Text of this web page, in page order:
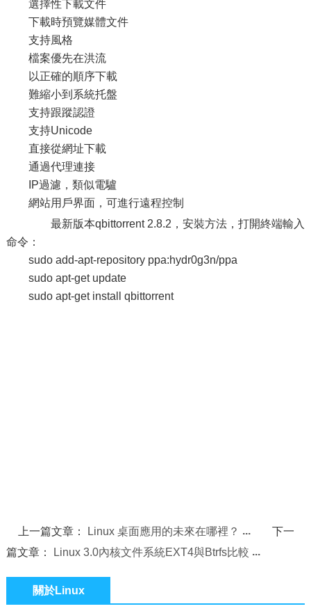
選擇性下載文件
下載時預覽媒體文件
支持風格
檔案優先在洪流
以正確的順序下載
難縮小到系統托盤
支持跟蹤認證
支持Unicode
直接從網址下載
通過代理連接
IP過濾，類似電驢
網站用戶界面，可進行遠程控制
最新版本qbittorrent 2.8.2，安裝方法，打開終端輸入
命令：
sudo add-apt-repository ppa:hydr0g3n/ppa
sudo apt-get update
sudo apt-get install qbittorrent
上一篇文章： Linux 桌面應用的未來在哪裡？
下一
篇文章：
Linux 3.0內核文件系統EXT4與Btrfs比較
關於Linux